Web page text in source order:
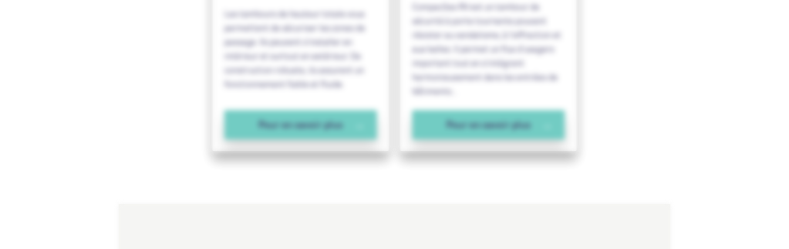
Les tambours de hauteur totale vous
permettent de sécuriser les zones de
passage. Ils peuvent s'installer en
intérieur et surtout en extérieur. De
construction robuste, ils assurent un
fonctionnement fiable et fluide.
Pour en savoir plus
CompacSas RV est un tambour de
sécurité à porte tournante pouvant
résister au vandalisme, à l'effraction et
aux balles. Il permet un flux d’usagers
important tout en s'intégrant
harmonieusement dans les entrées de
bâtiments…
Pour en savoir plus